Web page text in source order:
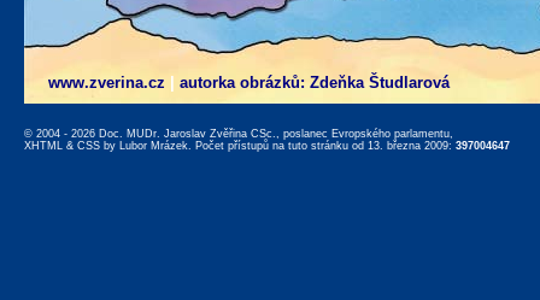
www.zverina.cz autorka obrázků: Zdeňka Študlarová
© 2004 - 2026 Doc. MUDr. Jaroslav Zvěřina CSc., poslanec Evropského parlamentu,
XHTML & CSS by Lubor Mrázek. Počet přístupů na tuto stránku od 13. března 2009: 397004647